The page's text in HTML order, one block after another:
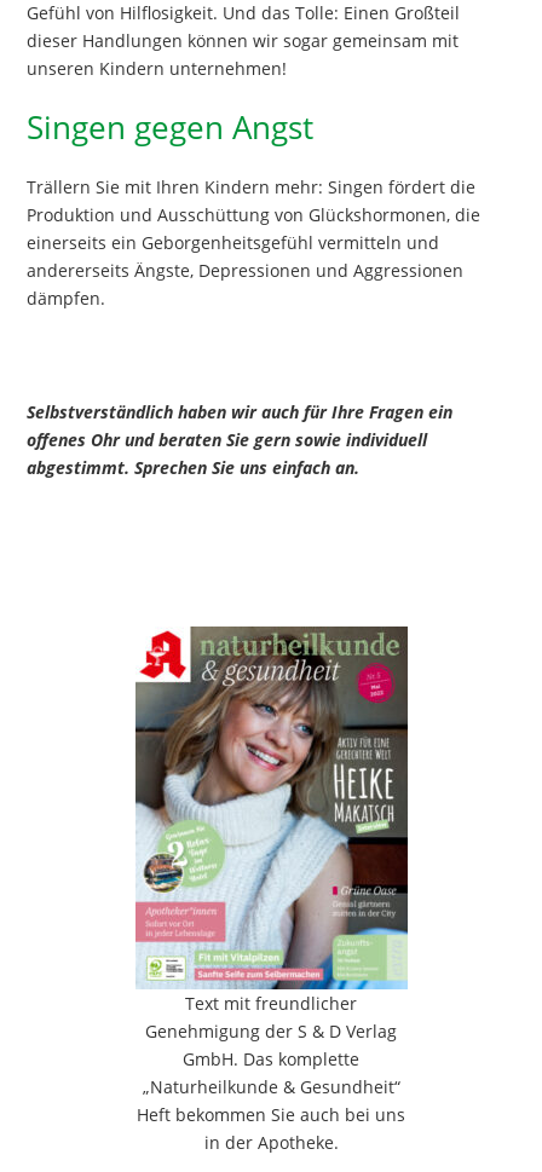
Gefühl von Hilflosigkeit. Und das Tolle: Einen Großteil
dieser Handlungen können wir sogar gemeinsam mit
unseren Kindern unternehmen!
Singen gegen Angst
Trällern Sie mit Ihren Kindern mehr: Singen fördert die
Produktion und Ausschüttung von Glückshormonen, die
einerseits ein Geborgenheitsgefühl vermitteln und
andererseits Ängste, Depressionen und Aggressionen
dämpfen.
Selbstverständlich haben wir auch für Ihre Fragen ein
offenes Ohr und beraten Sie gern sowie individuell
abgestimmt. Sprechen Sie uns einfach an.
Text mit freundlicher
Genehmigung der S & D Verlag
GmbH. Das komplette
„Naturheilkunde & Gesundheit“
Heft bekommen Sie auch bei uns
in der Apotheke.